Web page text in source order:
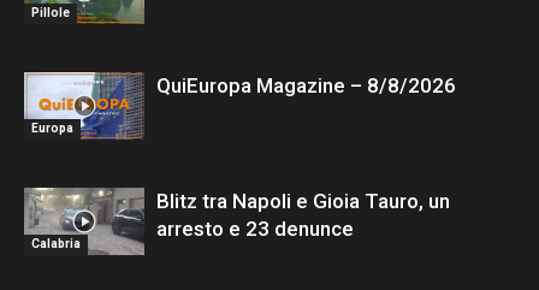
Pillole
Europa
QuiEuropa Magazine – 8/8/2026
Calabria
Blitz tra Napoli e Gioia Tauro, un
arresto e 23 denunce